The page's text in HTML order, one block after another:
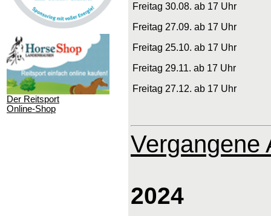
Der Reitsport
Online-Shop
Freitag 30.08. ab 17 Uhr
Freitag 27.09. ab 17 Uhr
Freitag 25.10. ab 17 Uhr
Freitag 29.11. ab 17 Uhr
Freitag 27.12. ab 17 Uhr
Vergangene
2024